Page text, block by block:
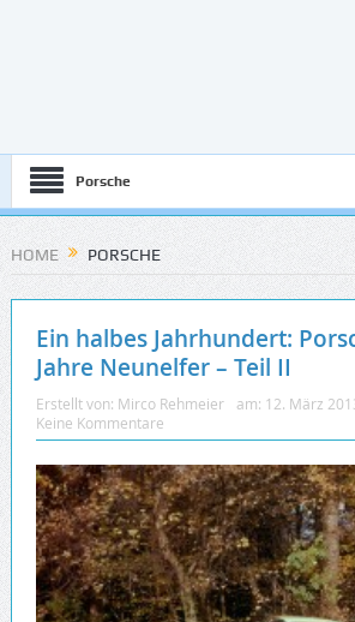
Porsche
HOME PORSCHE
Ein halbes Jahrhundert:
Jahre Neunelfer – Teil II
Erstellt von: Mirco Rehmeier am: 12. März
Keine Kommentare